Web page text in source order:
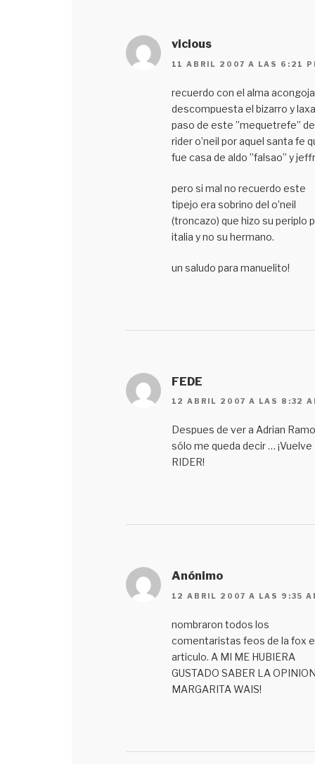
vicious
11 ABRIL 2007 A LAS 6:21
recuerdo con el alma
descompuesta el bizarro y
paso de este ’’mequetrefe’’ de
rider o’neil por aquel santa fe
fue casa de aldo ’’falsao’’ y
pero si mal no recuerdo este
tipejo era sobrino del o’neil
(troncazo) que hizo su periplo
italia y no su hermano.
un saludo para manuelito!
FEDE
12 ABRIL 2007 A LAS 8:32
Despues de ver a Adrian
sólo me queda decir … ¡Vuelve
RIDER!
Anónimo
12 ABRIL 2007 A LAS 9:35
nombraron todos los
comentaristas feos de la fox
articulo. A MI ME HUBIERA
GUSTADO SABER LA
MARGARITA WAIS!